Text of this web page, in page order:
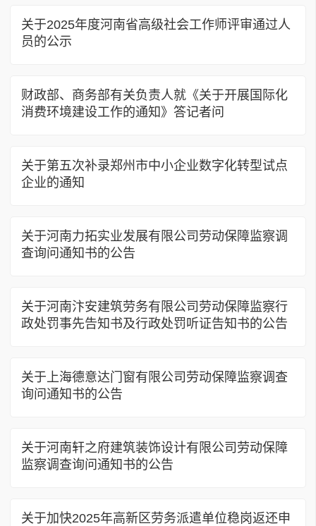
关于2025年度河南省高级社会工作师评审通过人
员的公示
财政部、商务部有关负责人就《关于开展国际化
消费环境建设工作的通知》答记者问
关于第五次补录郑州市中小企业数字化转型试点
企业的通知
关于河南力拓实业发展有限公司劳动保障监察调
查询问通知书的公告
关于河南汴安建筑劳务有限公司劳动保障监察行
政处罚事先告知书及行政处罚听证告知书的公告
关于上海德意达门窗有限公司劳动保障监察调查
询问通知书的公告
关于河南轩之府建筑装饰设计有限公司劳动保障
监察调查询问通知书的公告
关于加快2025年高新区劳务派遣单位稳岗返还申